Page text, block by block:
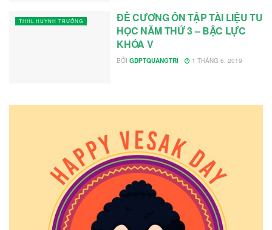
THHL HUYNH TRƯỞNG
ĐỀ CƯƠNG ÔN TẬP TÀI LIỆU TU
HỌC NĂM THỨ 3 – BẬC LỰC
KHÓA V
BỞI GDPTQUANGTRI 1 THÁNG 6, 2019